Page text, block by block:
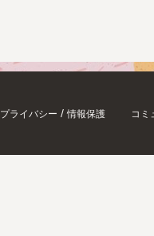
プライバシー / 情報保護 コミ